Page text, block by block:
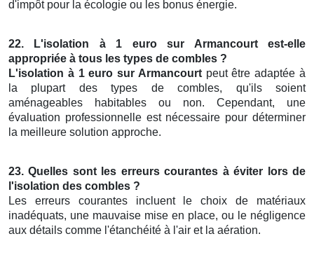
d'impôt pour la écologie ou les bonus énergie.
22. L'isolation à 1 euro sur Armancourt est-elle
appropriée à tous les types de combles ?
L'isolation à 1 euro sur Armancourtpeut être adaptée à
la plupart des types de combles, qu'ils soient
aménageables habitables ou non. Cependant, une
évaluation professionnelle est nécessaire pour déterminer
la meilleure solution approche.
23. Quelles sont les erreurs courantes à éviter lors de
l'isolation des combles ?
Les erreurs courantes incluent le choix de matériaux
inadéquats, une mauvaise mise en place, ou le négligence
aux détails comme l'étanchéité à l'air et la aération.